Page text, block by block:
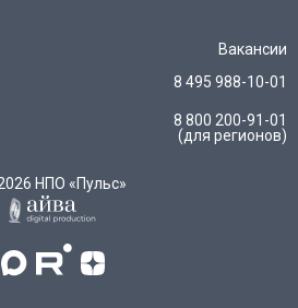
Вакансии
8 495 988-10-01
8 800 200-91-01
(для регионов)
НПО «Пульс»